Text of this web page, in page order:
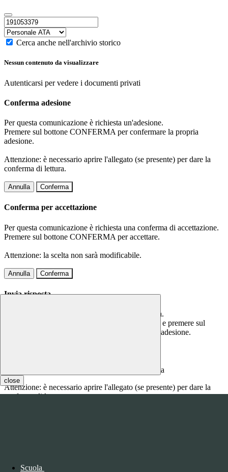
close
Scuola
Cerca anche nell'archivio storico
Nessun contenuto da visualizzare
Autenticarsi per vedere i documenti privati
Conferma adesione
Per questa comunicazione è richiesta un'adesione.
Premere sul bottone CONFERMA per confermare la propria
adesione.
Attenzione: è necessario aprire l'allegato (se presente) per dare la
conferma di lettura.
Annulla Conferma
Conferma per accettazione
Per questa comunicazione è richiesta una conferma di accettazione.
Premere sul bottone CONFERMA per accettare.
Attenzione: la scelta non sarà modificabile.
Annulla Conferma
Invia risposta
Per questa comunicazione è richiesta una risposta.
Scrivere la risposta nel campo di testo sottostante e premere sul
bottone CONFERMA per confermare la propria adesione.
Inserire qui la risposta
Attenzione: è necessario aprire l'allegato (se presente) per dare la
conferma di lettura.
Personalizza